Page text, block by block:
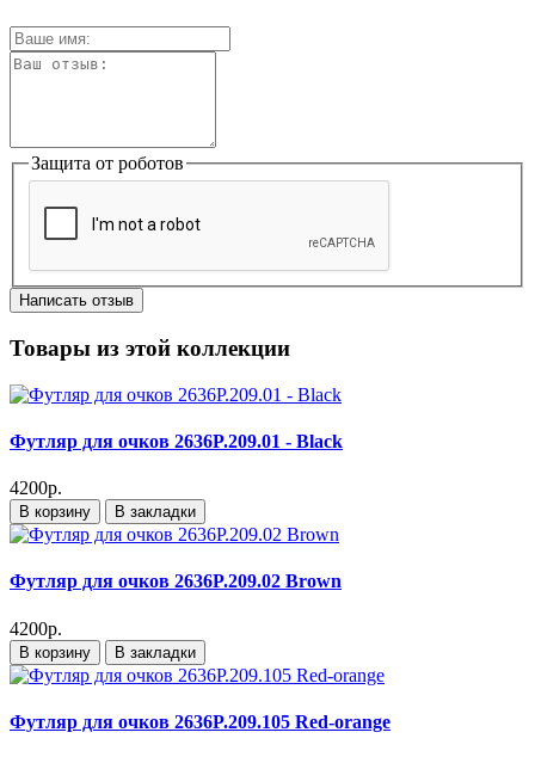
Защита от роботов
Написать отзыв
Товары из этой коллекции
Футляр для очков 2636P.209.01 - Black
4200р.
В корзину В закладки
Футляр для очков 2636P.209.02 Brown
4200р.
В корзину В закладки
Футляр для очков 2636P.209.105 Red-orange